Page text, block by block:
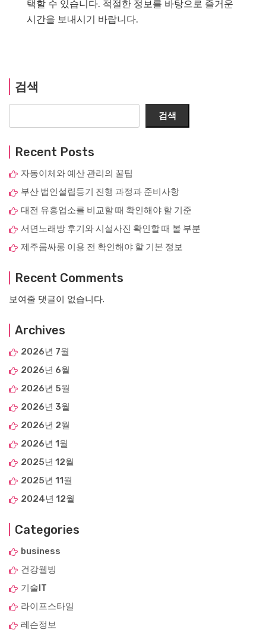
택할 수 있습니다. 적절한 정보를 바탕으로 즐거운
시간을 보내시기 바랍니다.
검색
검색
Recent Posts
자동이체와 예산 관리의 꿀팁
부산 법인설립등기 진행 과정과 준비사항
대전 유흥업소를 비교할 때 확인해야 할 기준
서면노래방 후기와 시설사진 확인할 때 볼 부분
제주룸싸롱 이용 전 확인해야 할 기본 정보
Recent Comments
보여줄 댓글이 없습니다.
Archives
2026년 7월
2026년 6월
2026년 5월
2026년 3월
2026년 2월
2026년 1월
2025년 12월
2025년 11월
2024년 12월
Categories
business
건강웰빙
기술IT
라이프스타일
레슨정보